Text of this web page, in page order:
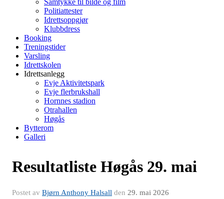
Politiattester
Idrettsoppgjør
Klubbdress
Booking
Treningstider
Varsling
Idrettskolen
Idrettsanlegg
Evje Aktivitetspark
Evje flerbrukshall
Hornnes stadion
Otrahallen
Høgås
Bytterom
Galleri
Resultatliste Høgås 29. mai
Postet av Bjørn Anthony Halsall den 29. mai 2026